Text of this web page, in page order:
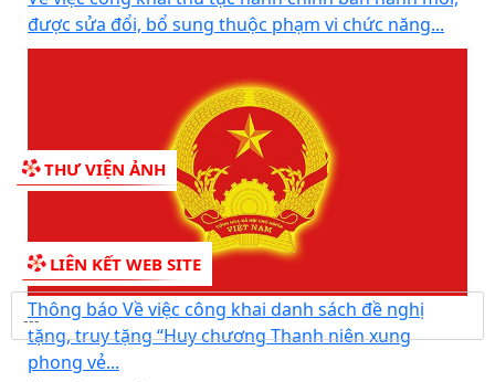
Về việc công khai thủ tục hành chính ban hành mới,
được sửa đổi, bổ sung thuộc phạm vi chức năng...
THƯ VIỆN ẢNH